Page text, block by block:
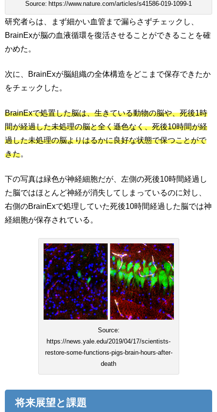
Source: https://www.nature.com/articles/s41586-019-1099-1
研究者らは、まず細かい血管まで漏らさずチェックし、
BrainExが脳の血液循環を復活させることができることを確
かめた。
次に、BrainExが脳組織の全体構造をどこまで保存できたか
をチェックした。
BrainExで処置した脳は、生きている動物の脳や、死後1時
間が経過した未処理の脳と全く遜色なく、死後10時間が経
過した未処理の脳よりはるかに良好な状態で保つことがで
きた
下の写真は緑色が神経細胞だが、左側の死後10時間経過し
た脳ではほとんど神経が消失してしまっているのに対し、
右側のBrainExで処理していた死後10時間経過した脳では神
経細胞が保存されている。
Source:
https://news.yale.edu/2019/04/17/scientists-
restore-some-functions-pigs-brain-hours-after-
death
将来展望と課題